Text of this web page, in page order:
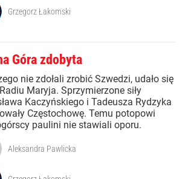
Grzegorz Łakomski
Góra zdobyta
nie zdołali zrobić Szwedzi, udało się
Maryja. Sprzymierzone siły
Kaczyńskiego i Tadeusza Rydzyka
Częstochowę. Temu potopowi
paulini nie stawiali oporu.
Aleksandra Pawlicka